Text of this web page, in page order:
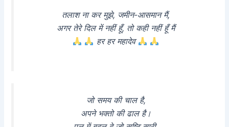
तलाश ना कर मुझे, जमीन-आसमान मैं,
अगर तेरे दिल में नहीं हूँ, तो कही नहीं हूँ मैं
हर हर महादेव
जो समय की चाल है,
अपने भक्तो की ढाल है।